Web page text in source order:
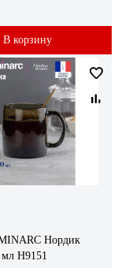
В корзину
Нордик
H9151